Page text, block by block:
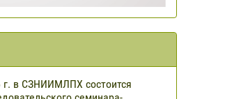
г. в СЗНИИМЛПХ состоится